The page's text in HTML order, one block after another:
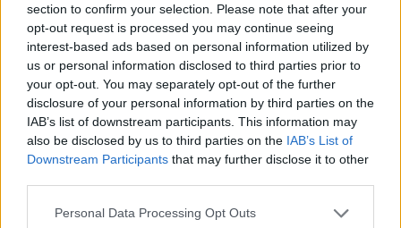
section to confirm your selection. Please note that after your
opt-out request is processed you may continue seeing
interest-based ads based on personal information utilized by
us or personal information disclosed to third parties prior to
your opt-out. You may separately opt-out of the further
disclosure of your personal information by third parties on the
IAB’s list of downstream participants. This information may
also be disclosed by us to third parties on the IAB’s List of
Downstream Participants that may further disclose it to other
Personal Data Processing Opt Outs
Αφού εκτόξευσε απειλές προς την Τεχεράνη, στη
συνέχειαπροέτρεψε τους Ιρανούς ηγέτες να
υπογράψουνμια συμφωνία με την Ουάσιγκτον.
Θα έπρεπε να υπογράψουν τη συμφωνία, είναι
μια καλή συμφωνία», δήλωσε ο Τραμπ στους
δημοσιογράφους, σημειώνοντας ότι η πρόταση
«να αποκτήσει ποτέ πυρηνικό όπλο»